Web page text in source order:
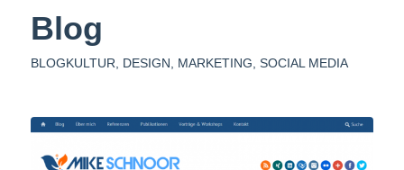
Blog
BLOGKULTUR DESIGN MARKETING SOCIAL MEDIA